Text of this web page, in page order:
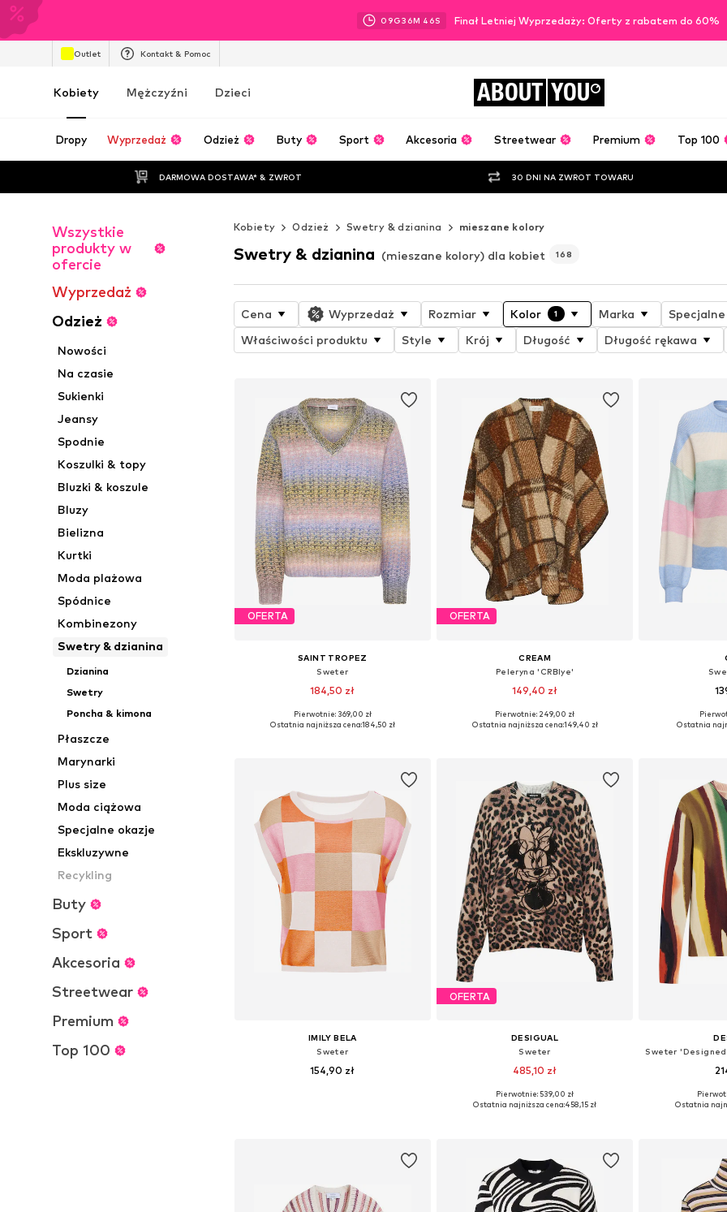
09G36M 43S Finał Letniej Wyprzedaży: Oferty z rabatem do 60%
Outlet Kontakt & Pomoc
Kobiety Mężczyźni Dzieci ABOUT YOU
Dropy Wyprzedaż Odzież Buty Sport Akcesoria Streetwear Premium Top 100
DARMOWA DOSTAWA* & ZWROT 30 DNI NA ZWROT TOWARU
Wszystkie
produkty w
ofercie
Wyprzedaż
Odzież
Nowości
Na czasie
Sukienki
Jeansy
Spodnie
Koszulki & topy
Bluzki & koszule
Bluzy
Bielizna
Kurtki
Moda plażowa
Spódnice
Kombinezony
Swetry & dzianina
Dzianina
Swetry
Poncha & kimona
Płaszcze
Marynarki
Plus size
Moda ciążowa
Specjalne okazje
Ekskluzywne
Recykling
Buty
Sport
Akcesoria
Streetwear
Premium
Top 100
Kobiety Odzież Swetry & dzianina mieszane kolory
Swetry & dzianina (mieszane kolory) dla kobiet 168
Cena Wyprzedaż Rozmiar Kolor 1 Marka
Właściwości produktu
Style Krój Długość Długość rękawa
OFERTA
SAINT TROPEZ
Sweter
184,50 zł
Dostępne rozmiary: S, M, L, XXL
Pierwotnie: 369,00 zł
Ostatnia najniższa cena:184,50 zł
OFERTA
CREAM
Peleryna 'CRBlye'
149,40 zł
Dostępne rozmiary: XS-XL
Pierwotnie: 249,00 zł
Ostatnia najniższa cena:149,40 zł
Dostępne
Ostatnia
IMILY BELA
Sweter
154,90 zł
OFERTA
DESIGUAL
Sweter
485,10 zł
Dostępne rozmiary: XS, S, M, L, XL
Pierwotnie: 539,00 zł
Ostatnia najniższa cena:458,15 zł
Dostępne
Ostatnia